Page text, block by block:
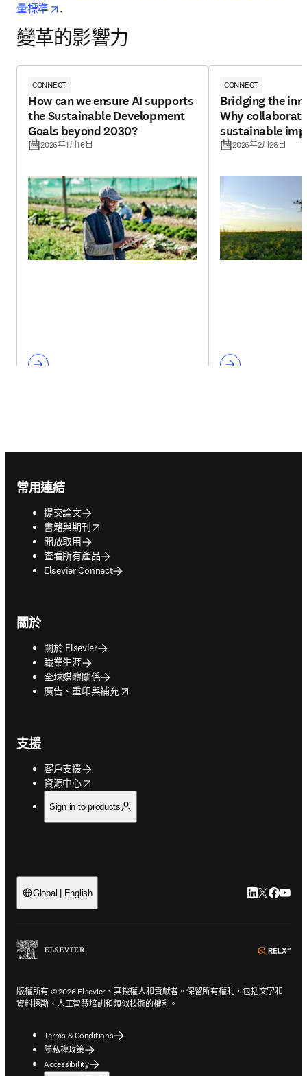
量標準
opens in new tab/window
.
變革的影響力
CONNECT
How can we ensure AI supports
the Sustainable Development
Goals beyond 2030?
2026年1月16日
CONNECT
Bridging the
Why
sustainable
2026年2月26日
常用連結
提交論文
書籍與期刊
opens in new tab/window
開放取用
查看所有產品
Elsevier Connect
關於
關於 Elsevier
職業生涯
全球媒體關係
廣告、重印與補充
opens in new tab/window
支援
客戶支援
資源中心
opens in new tab/window
Sign in to products
Global | English LinkedIn 打
Twitter 打
版權所有 © 2026 Elsevier、其授權人和貢獻者。保留所有權利，包括文字和
資料探勘、人工智慧培訓和類似技術的權利。
Terms & Conditions
隱私權政策
Accessibility